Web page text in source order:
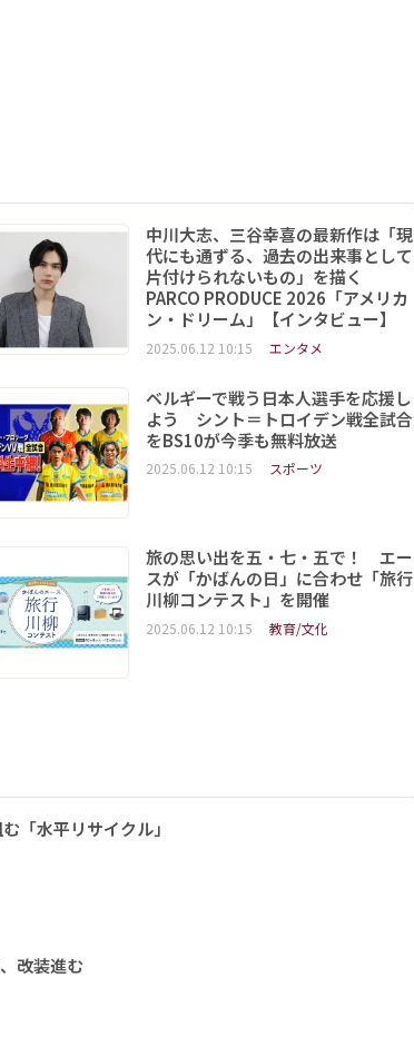
中川大志、三谷幸喜の最新作は「現
代にも通ずる、過去の出来事として
片付けられないもの」を描く
PARCO PRODUCE 2026「アメリカ
ン・ドリーム」【インタビュー】
2025.06.12 10:15 エンタメ
ベルギーで戦う日本人選手を応援し
よう シント＝トロイデン戦全試合
をBS10が今季も無料放送
2025.06.12 10:15 スポーツ
旅の思い出を五・七・五で！ エー
スが「かばんの日」に合わせ「旅行
川柳コンテスト」を開催
2025.06.12 10:15 教育/文化
「水平リサイクル」
改装進む